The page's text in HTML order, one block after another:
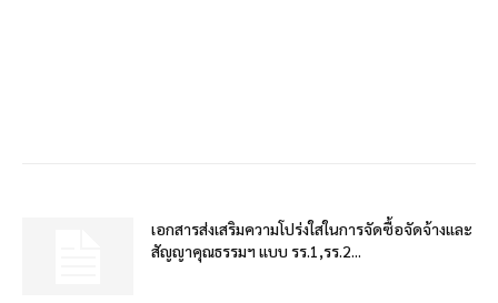
เอกสารส่งเสริมความโปร่งใสในการจัดซื้อจัดจ้างและ
สัญญาคุณธรรมฯ แบบ รร.1,รร.2...